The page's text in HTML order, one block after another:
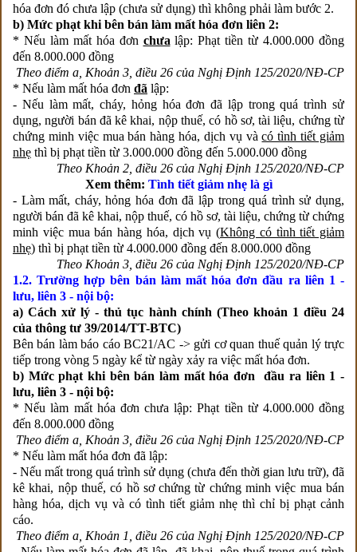
hóa đơn đó chưa lập (chưa sử dụng) thì không phải làm bước 2.
b) Mức phạt khi bên bán làm mất hóa đơn liên 2:
* Nếu làm mất hóa đơn chưa lập: Phạt tiền từ 4.000.000 đồng
đến 8.000.000 đồng
Theo điểm a, Khoản 3, điều 26 của Nghị Định 125/2020/NĐ-CP
* Nếu làm mất hóa đơn đã lập:
- Nếu làm mất, cháy, hỏng hóa đơn đã lập trong quá trình sử
dụng, người bán đã kê khai, nộp thuế, có hồ sơ, tài liệu, chứng từ
chứng minh việc mua bán hàng hóa, dịch vụ vàcó tình tiết giảm
nhẹ thì bị phạt tiền từ 3.000.000 đồng đến 5.000.000 đồng
Theo Khoản 2, điều 26 của Nghị Định 125/2020/NĐ-CP
Xem thêm: Tình tiết giảm nhẹ là gì
- Làm mất, cháy, hỏng hóa đơn đã lập trong quá trình sử dụng,
người bán đã kê khai, nộp thuế, có hồ sơ, tài liệu, chứng từ chứng
minh việc mua bán hàng hóa, dịch vụ (Không có tình tiết giảm
nhẹ) thì bị phạt tiền từ 4.000.000 đồng đến 8.000.000 đồng
Theo Khoản 3, điều 26 của Nghị Định 125/2020/NĐ-CP
1.2. Trường hợp bên bán làm mất hóa đơn đầu ra liên 1 -
lưu, liên 3 - nội bộ:
a) Cách xử lý - thủ tục hành chính (Theo khoản 1 điều 24
của thông tư 39/2014/TT-BTC)
Bên bán làm báo cáo BC21/AC -> gửi cơ quan thuế quản lý trực
tiếp trong vòng 5 ngày kể từ ngày xảy ra việc mất hóa đơn.
b) Mức phạt khi bên bán làm mất hóa đơn đầu ra liên 1 -
lưu, liên 3 - nội bộ:
* Nếu làm mất hóa đơn chưa lập: Phạt tiền từ 4.000.000 đồng
đến 8.000.000 đồng
Theo điểm a, Khoản 3, điều 26 của Nghị Định 125/2020/NĐ-CP
* Nếu làm mất hóa đơn đã lập:
- Nếu mất trong quá trình sử dụng (chưa đến thời gian lưu trữ), đã
kê khai, nộp thuế, có hồ sơ chứng từ chứng minh việc mua bán
hàng hóa, dịch vụ và có tình tiết giảm nhẹ thì chỉ bị phạt cảnh
cáo.
Theo điểm a, Khoản 1, điều 26 của Nghị Định 125/2020/NĐ-CP